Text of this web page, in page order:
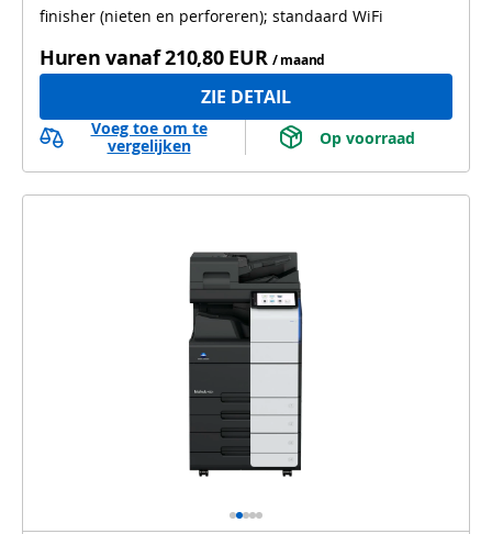
finisher (nieten en perforeren); standaard WiFi
Huren vanaf210,80 EUR / maand
ZIE DETAIL
Voeg toe om te
vergelijken
Op voorraad